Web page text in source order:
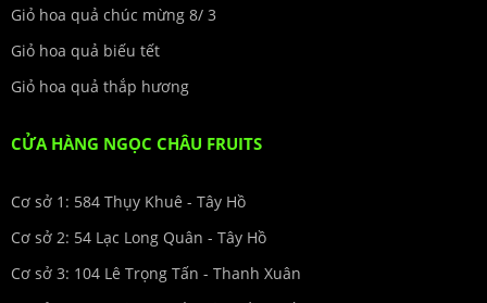
Giỏ hoa quả chúc mừng 8/ 3
Giỏ hoa quả biếu tết
Giỏ hoa quả thắp hương
CỬA HÀNG NGỌC CHÂU FRUITS
Cơ sở 1: 584 Thụy Khuê - Tây Hồ
Cơ sở 2: 54 Lạc Long Quân - Tây Hồ
Cơ sở 3: 104 Lê Trọng Tấn - Thanh Xuân